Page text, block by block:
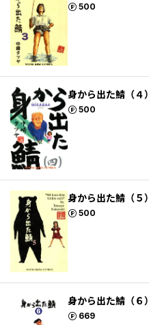
500
ポイント
身から出た鯖（４）
500
ポイント
身から出た鯖（５）
500
ポイント
身から出た鯖（６）
669
ポイント